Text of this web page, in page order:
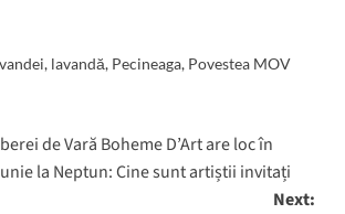
, lavandă, Pecineaga, Povestea MOV
de Vară Boheme D’Art are loc în
la Neptun: Cine sunt artiștii invitați
Next: